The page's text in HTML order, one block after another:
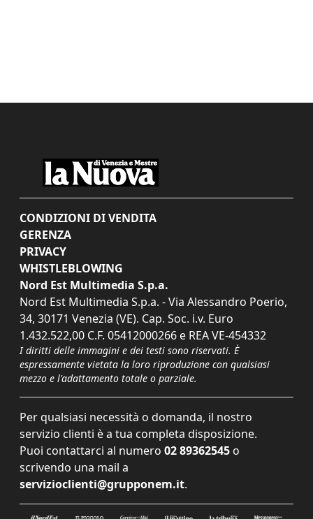
CONDIZIONI DI VENDITA
GERENZA
PRIVACY
WHISTLEBLOWING
Nord Est Multimedia S.p.a.
Nord Est Multimedia S.p.a. - Via Alessandro Poerio,
34, 30171 Venezia (VE). Cap. Soc. i.v. Euro
1.432.522,00 C.F. 05412000266 e REA VE-454332
I diritti delle immagini e dei testi sono riservati. È
espressamente vietata la loro riproduzione con qualsiasi
mezzo e l'adattamento totale o parziale.
Per qualsiasi necessità o domanda, il nostro
servizio clienti è a tua completa disposizione.
Puoi contattarci al numero 02 89362545 o
scrivendo una mail a
servizioclienti@grupponem.it.